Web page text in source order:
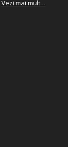
Vezi mai mult…